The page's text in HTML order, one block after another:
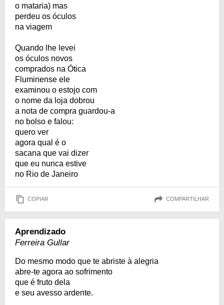
o mataria) mas
perdeu os óculos
na viagem
Quando lhe levei
os óculos novos
comprados na Ótica
Fluminense ele
examinou o estojo com
o nome da loja dobrou
a nota de compra guardou-a
no bolso e falou:
quero ver
agora qual é o
sacana que vai dizer
que eu nunca estive
no Rio de Janeiro
COPIAR COMPARTILHAR
Aprendizado
Ferreira Gullar
Do mesmo modo que te abriste à alegria
abre-te agora ao sofrimento
que é fruto dela
e seu avesso ardente.